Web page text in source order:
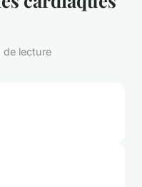
de lecture